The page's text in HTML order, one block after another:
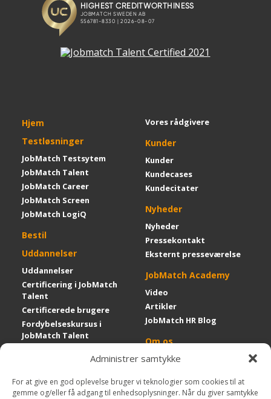
Administrer samtykke
For at give en god oplevelse bruger vi teknologier som cookies til at
gemme og/eller få adgang til enhedsoplysninger. Når du giver samtykke
Hjem
Testløsninger
JobMatch Testsytem
JobMatch Talent
JobMatch Career
JobMatch Screen
JobMatch LogiQ
Bestil
Uddannelser
Uddannelser
Certificering i JobMatch
Talent
Certificerede brugere
Fordybelseskursus i
JobMatch Talent
Videnskab
Vores rådgivere
Kunder
Kunder
Kundecases
Kundecitater
Nyheder
Nyheder
Pressekontakt
Eksternt presseværelse
JobMatch Academy
Video
Artikler
JobMatch HR Blog
Om os
Internationale partnere
Forretningsidé og